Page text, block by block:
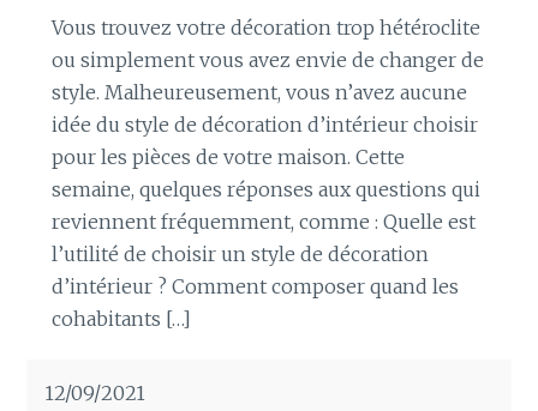
Vous trouvez votre décoration trop hétéroclite
ou simplement vous avez envie de changer de
style. Malheureusement, vous n’avez aucune
idée du style de décoration d’intérieur choisir
pour les pièces de votre maison. Cette
semaine, quelques réponses aux questions qui
reviennent fréquemment, comme : Quelle est
l’utilité de choisir un style de décoration
d’intérieur ? Comment composer quand les
cohabitants […]
12/09/2021